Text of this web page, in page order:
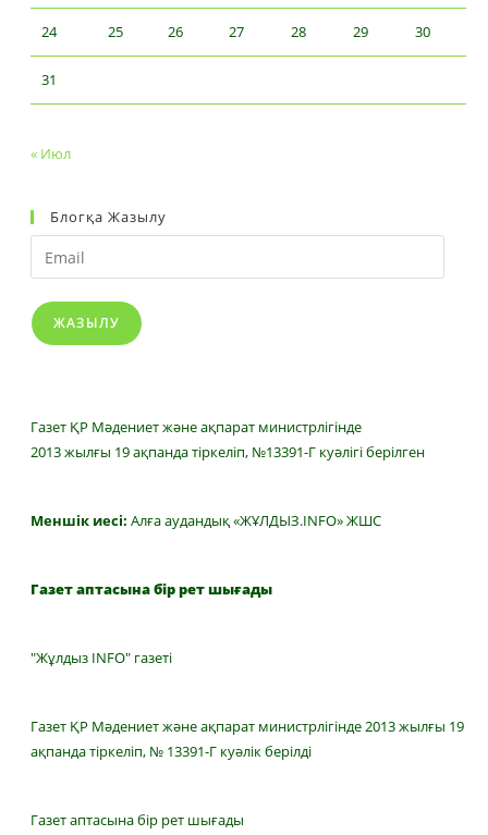
24 25 26 27 28 29 30
31
« Июл
Блогқа Жазылу
Email
ЖАЗЫЛУ
Газет ҚР Мәдениет және ақпарат министрлігінде
2013 жылғы 19 ақпанда тіркеліп, №13391-Г куәлігі берілген
Меншік иесі: Алға аудандық «ЖҰЛДЫЗ.INFO» ЖШС
Газет аптасына бір рет шығады
"Жұлдыз INFO" газеті
Газет ҚР Мәдениет және ақпарат министрлігінде 2013 жылғы 19
ақпанда тіркеліп, № 13391-Г куәлік берілді
Газет аптасына бір рет шығады